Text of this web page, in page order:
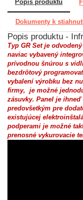
Popis produktu
Dokumenty k
Popis produktu -
Typ GR Set je
naviac vybavený
prívodnou šnúrou s
bezdrôtový
vybalení výrobku bez
firmy, je možné
zásuvky. Panel je
predovšetkým pre
existujúcej
podperami je možné
prenosné vykurovacie